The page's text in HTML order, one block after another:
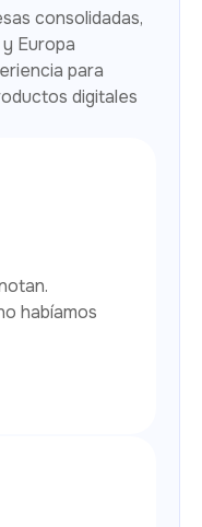
consolidadas,
Europa
para
digitales
habíamos